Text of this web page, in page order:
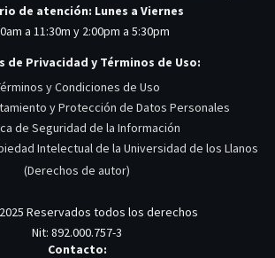
de atención: Lunes a Viernes
a 11:30m y 2:00pm a 5:30pm
de Privacidad y Términos de Uso:
y Condiciones de Uso
y Protección de Datos Personales
de Seguridad de la Información
Intelectual de la Universidad de los Llanos
(Derechos de autor)
Reservados todos los derechos
Nit: 892.000.757-3
Contacto: